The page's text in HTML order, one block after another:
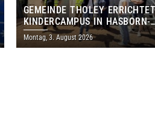
GEMEINDE THOLEY
KINDERCAMPUS IN HASBORN-
DAUTWEILER FÜR RUND 8,5
MILLIONEN EURO
Montag, 3. August 2026